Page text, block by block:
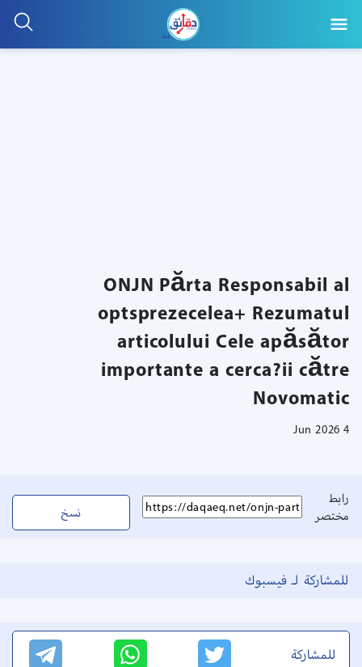
ONJN Părta Responsabil al
optsprezecelea+ Rezumatul
articolului Cele apăsător
importante a cerca?ii către
Novomatic
4 Jun 2026
رابط
مختصر
نسخ
للمشاركة لـ فيسبوك
للمشاركة